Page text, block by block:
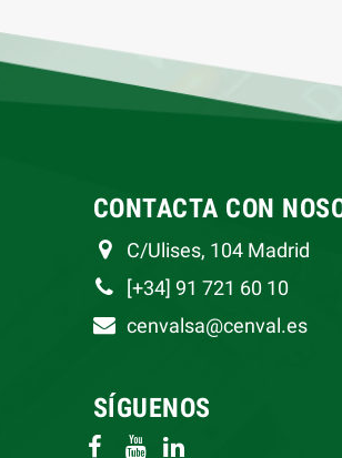
CONTACTA CON
C/Ulises, 104 Madrid
[+34] 91 721 60 10
cenvalsa@cenval.es
SÍGUENOS